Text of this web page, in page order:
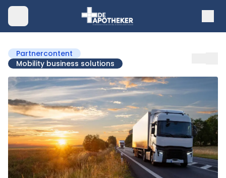
Partnercontent
Mobility business solutions